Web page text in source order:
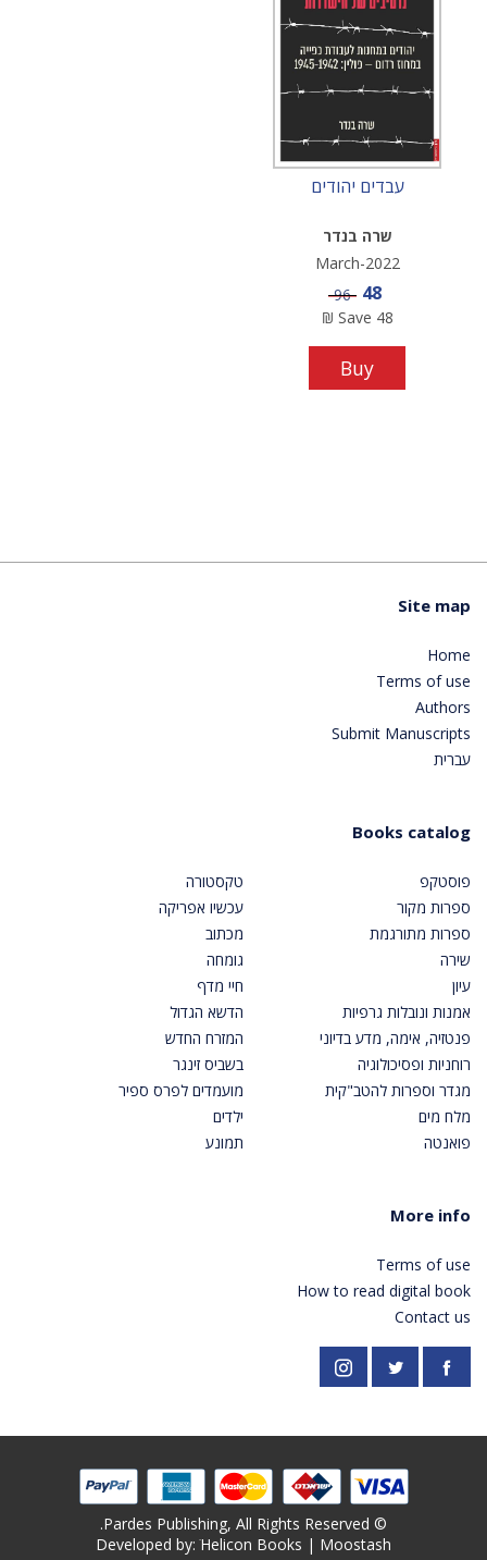
עבדים יהודים
שרה בנדר
March-2022
Sale price
48
Price
96
Save 48
₪
Buy
Site map
Home
Terms of use
Authors
Submit Manuscripts
עברית
Books catalog
פוסטקפ
ספרות מקור
ספרות מתורגמת
שירה
עיון
אמנות ונובלות גרפיות
פנטזיה, אימה, מדע בדיוני
רוחניות ופסיכולוגיה
מגדר וספרות להטב"קית
מלח מים
פואנטה
טקסטורה
עכשיו אפריקה
מכתוב
גומחה
חיי מדף
הדשא הגדול
המזרח החדש
בשביס זינגר
מועמדים לפרס ספיר
ילדים
תמונע
More info
Terms of use
How to read digital book
Contact us
Facebook
https://twitter.com/PardesPublish
Instagram
© Pardes Publishing, All Rights Reserved.
Developed by: ׁHelicon Books | Moostash